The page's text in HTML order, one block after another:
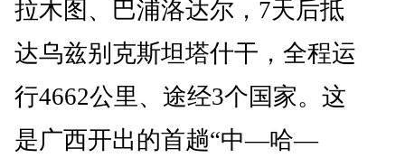
拉木图、巴浦洛达尔，7天后抵
达乌兹别克斯坦塔什干，全程运
行4662公里、途经3个国家。这
是广西开出的首趟“中—哈—